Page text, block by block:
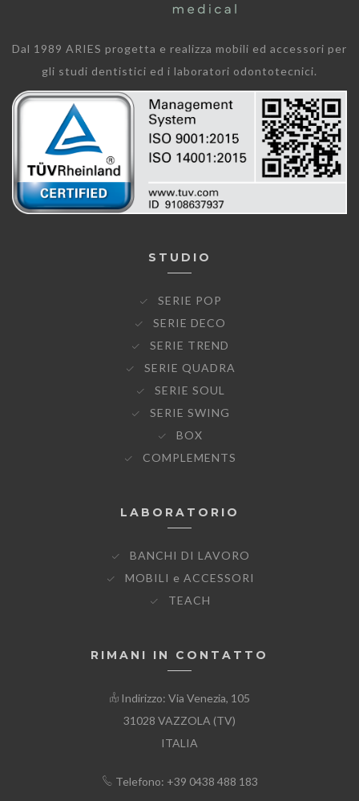
Dal 1989 ARIES progetta e realizza mobili ed accessori per
gli studi dentistici ed i laboratori odontotecnici.
STUDIO
SERIE POP
SERIE DECO
SERIE TREND
SERIE QUADRA
SERIE SOUL
SERIE SWING
BOX
COMPLEMENTS
LABORATORIO
BANCHI DI LAVORO
MOBILI e ACCESSORI
TEACH
RIMANI IN CONTATTO
Indirizzo: Via Venezia, 105
31028 VAZZOLA (TV)
ITALIA
Telefono: +39 0438 488 183